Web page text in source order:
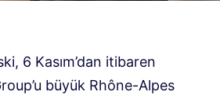
6 Kasım’dan itibaren
büyük Rhône-Alpes